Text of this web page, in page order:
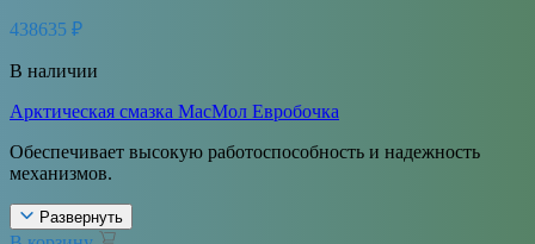
438635 ₽
В наличии
Арктическая смазка МасМол Евробочка
Обеспечивает высокую работоспособность и надежность
механизмов.
Развернуть